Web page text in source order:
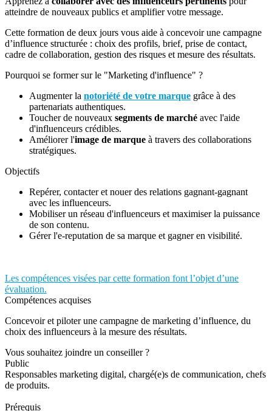
atteindre de nouveaux publics et amplifier votre message.
Cette formation de deux jours vous aide à concevoir une campagne
d’influence structurée : choix des profils, brief, prise de contact,
cadre de collaboration, gestion des risques et mesure des résultats.
Pourquoi se former sur le "Marketing d'influence" ?
Augmenter la notoriété de votre marque grâce à des
partenariats authentiques.
Toucher de nouveaux segments de marché avec l'aide
d'influenceurs crédibles.
Améliorer l'image de marque à travers des collaborations
stratégiques.
Objectifs
Repérer, contacter et nouer des relations gagnant-gagnant
avec les influenceurs.
Mobiliser un réseau d'influenceurs et maximiser la puissance
de son contenu.
Gérer l'e-reputation de sa marque et gagner en visibilité.
Les compétences visées par cette formation font l’objet d’une
évaluation.
Compétences acquises
Concevoir et piloter une campagne de marketing d’influence, du
choix des influenceurs à la mesure des résultats.
Vous souhaitez joindre un conseiller ?
Public
Responsables marketing digital, chargé(e)s de communication, chefs
de produits.
Prérequis